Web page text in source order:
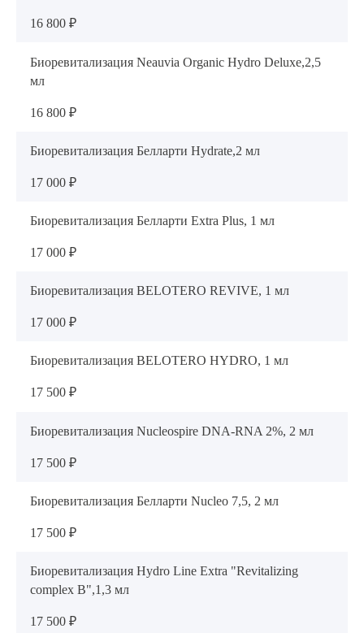
16 800 ₽
Биоревитализация Neauvia Organic Hydro Deluxe,2,5
мл
16 800 ₽
Биоревитализация Белларти Hydrate,2 мл
17 000 ₽
Биоревитализация Белларти Extra Plus, 1 мл
17 000 ₽
Биоревитализация BELOTERO REVIVE, 1 мл
17 000 ₽
Биоревитализация BELOTERO HYDRO, 1 мл
17 500 ₽
Биоревитализация Nucleospire DNA-RNA 2%, 2 мл
17 500 ₽
Биоревитализация Белларти Nucleo 7,5, 2 мл
17 500 ₽
Биоревитализация Hydro Line Extra "Revitalizing
complex B",1,3 мл
17 500 ₽
Я даю согласие на